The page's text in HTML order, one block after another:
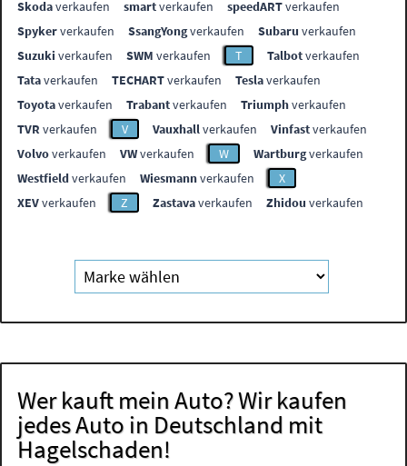
Skodaverkaufen smartverkaufen speedARTverkaufen
Spykerverkaufen SsangYongverkaufen Subaru verkaufen
Suzuki verkaufen SWM verkaufen T Talbotverkaufen
Tataverkaufen TECHARTverkaufen Teslaverkaufen
Toyotaverkaufen Trabantverkaufen Triumphverkaufen
TVR verkaufen V Vauxhallverkaufen Vinfastverkaufen
Volvoverkaufen VWverkaufen W Wartburgverkaufen
Westfieldverkaufen Wiesmannverkaufen
X
XEVverkaufen Z Zastavaverkaufen Zhidou verkaufen
Wer kauft mein Auto? Wir kaufen
jedes Auto in Deutschland mit
Hagelschaden!